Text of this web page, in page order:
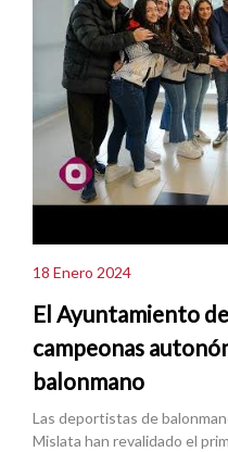
18 Enero 2024
El Ayuntamiento
campeonas
balonmano
Las deportistas de
Mislata han revalidado el